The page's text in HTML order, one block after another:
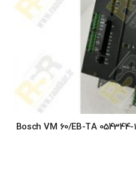
Bosch VM 60/EB-TA 054344-